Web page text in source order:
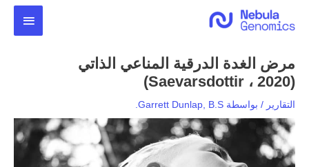
المحتوى
مرض الغدة الدرقية المناعي الذاتي
(Saevarsdottir ، 2020)
التقارير / بواسطة Garrett Dunlap, B.S.